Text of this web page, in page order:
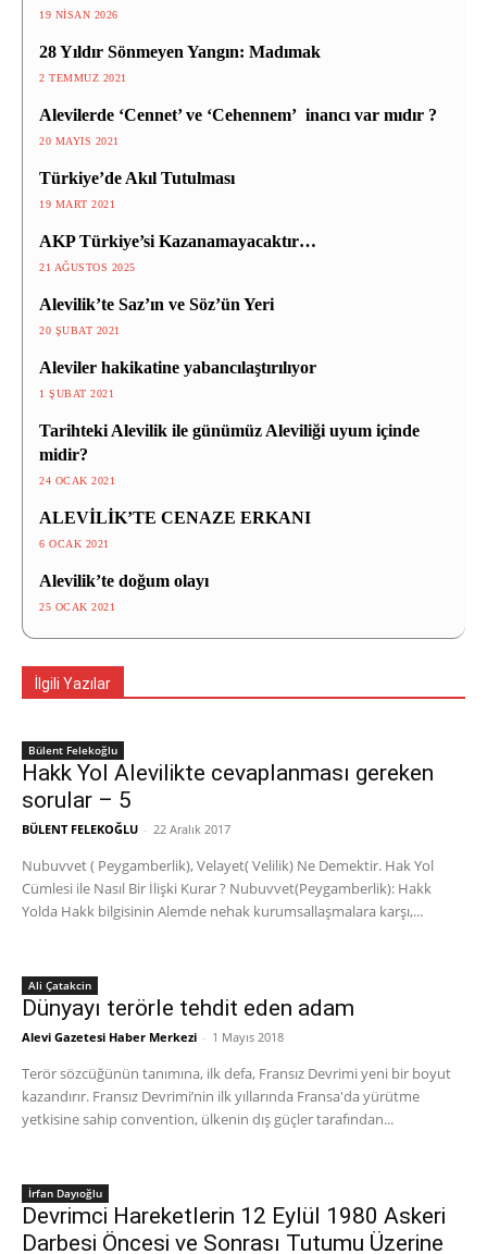
19 NISAN 2026
28 Yıldır Sönmeyen Yangın: Madımak
2 TEMMUZ 2021
Alevilerde ‘Cennet’ ve ‘Cehennem’ inancı var mıdır ?
20 MAYIS 2021
Türkiye’de Akıl Tutulması
19 MART 2021
AKP Türkiye’si Kazanamayacaktır…
21 AĞUSTOS 2025
Alevilik’te Saz’ın ve Söz’ün Yeri
20 ŞUBAT 2021
Aleviler hakikatine yabancılaştırılıyor
1 ŞUBAT 2021
Tarihteki Alevilik ile günümüz Aleviliği uyum içinde
midir?
24 OCAK 2021
ALEVİLİK’TE CENAZE ERKANI
6 OCAK 2021
Alevilik’te doğum olayı
25 OCAK 2021
İlgili Yazılar
Bülent Felekoğlu
Hakk Yol Alevilikte cevaplanması gereken
sorular – 5
BÜLENT FELEKOĞLU - 22 Aralık 2017
Nubuvvet ( Peygamberlik), Velayet( Velilik) Ne Demektir. Hak Yol
Cümlesi ile Nasıl Bir İlişki Kurar ? Nubuvvet(Peygamberlik): Hakk
Yolda Hakk bilgisinin Alemde nehak kurumsallaşmalara karşı,...
Ali Çatakcin
Dünyayı terörle tehdit eden adam
Alevi Gazetesi Haber Merkezi - 1 Mayıs 2018
Terör sözcüğünün tanımına, ilk defa, Fransız Devrimi yeni bir boyut
kazandırır. Fransız Devrimi’nin ilk yıllarında Fransa'da yürütme
yetkisine sahip convention, ülkenin dış güçler tarafından...
İrfan Dayıoğlu
Devrimci Hareketlerin 12 Eylül 1980 Askeri
Darbesi Öncesi ve Sonrası Tutumu Üzerine